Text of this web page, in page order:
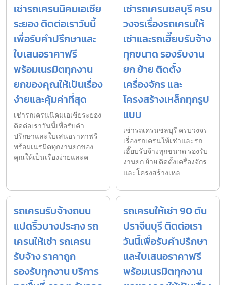
เช่ารถเครนนิคมเอเชีย
ระยอง ติดต่อเราวันนี้
เพื่อรับคำปรึกษาและ
ใบเสนอราคาฟรี
พร้อมเนรมิตทุกงาน
ยกของคุณให้เป็นเรื่อง
ง่ายและคุ้มค่าที่สุด
เช่ารถเครนนิคมเอเชียระยอง
ติดต่อเราวันนี้เพื่อรับคำ
ปรึกษาและใบเสนอราคาฟรี
พร้อมเนรมิตทุกงานยกของ
คุณให้เป็นเรื่องง่ายและค
เช่ารถเครนชลบุรี ครบ
วงจรเรื่องรถเครนให้
เช่าและรถเฮี๊ยบรับจ้าง
ทุกขนาด รองรับงาน
ยก ย้าย ติดตั้ง
เครื่องจักร และ
โครงสร้างเหล็กทุกรูป
แบบ
เช่ารถเครนชลบุรี ครบวงจร
เรื่องรถเครนให้เช่าและรถ
เฮี๊ยบรับจ้างทุกขนาด รองรับ
งานยก ย้าย ติดตั้งเครื่องจักร
และโครงสร้างเหล
รถเครนรับจ้างถนน
แปดริ้วบางประกง รถ
เครนให้เช่า รถเครน
รับจ้าง ราคาถูก
รองรับทุกงาน บริการ
รถเครนให้เช่า 90 ตัน
ปราจีนบุรี ติดต่อเรา
วันนี้เพื่อรับคำปรึกษา
และใบเสนอราคาฟรี
พร้อมเนรมิตทุกงาน